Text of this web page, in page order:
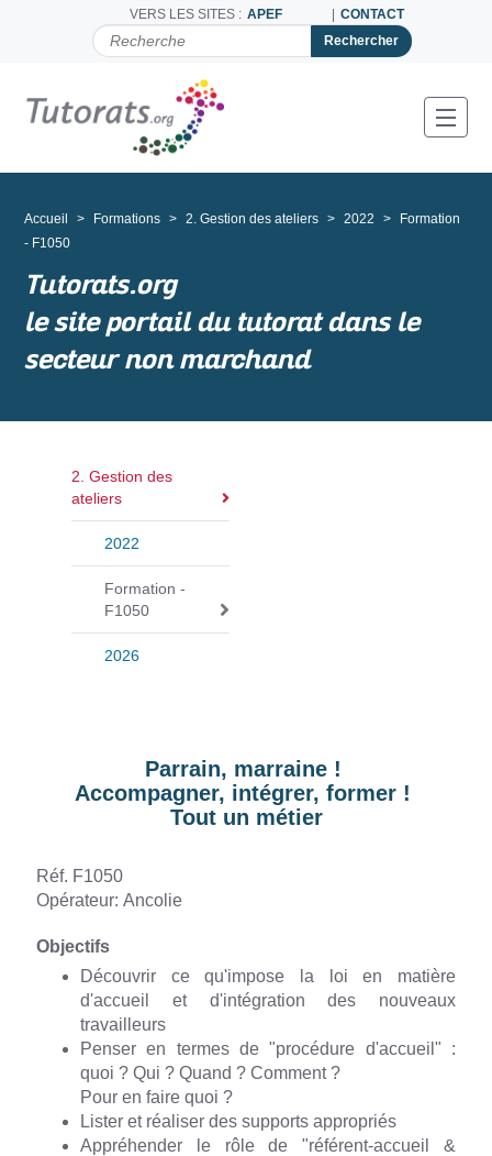
VERS LES SITES : APEF CONTACT
C
R
C
A
Accueil Formations 2. Gestion des ateliers 2022
Formation
- F1050
Tutorats.org
le site portail du tutorat dans le
secteur non marchand
N
a
i
2. Gestion des
ateliers
2022
Formation -
F1050
2026
Parrain, marraine !
Accompagner, intégrer, former !
Tout un métier
Réf. F1050
Opérateur: Ancolie
Objectifs
Découvrir ce qu'impose la loi en matière
d'accueil et d'intégration des nouveaux
travailleurs
Penser en termes de "procédure d'accueil" :
quoi ? Qui ? Quand ? Comment ?
Pour en faire quoi ?
Lister et réaliser des supports appropriés
Appréhender le rôle de "référent-accueil &